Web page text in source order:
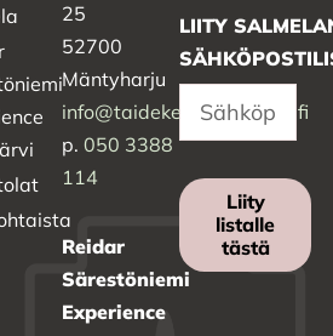
25
52700
Mäntyharju
info@taidekeskussalmela.fi
p. 050 3388
114
Reidar
Särestöniemi
Experience
LIITY
Liity
listalle
tästä